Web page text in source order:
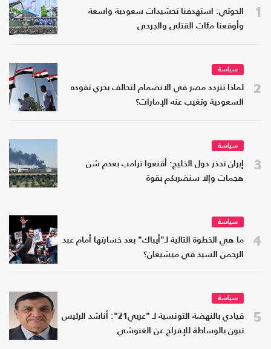
1
الحوثي: استهدفنا تحشيدات سعودية واسعة
وأوقعنا مئات القتلى والجرحى
2
سياسة
لماذا تتردد مصر في الانضمام لتحالف بحري تقوده
السعودية وتغيب عنه الإمارات؟
3
سياسة
إيران تحذر دول الخليج: أقنعوا ترامب بعدم شن
هجمات وإلا سنضربكم بقوة
4
سياسة
ما هي الخطوة التالية لـ"أيباك" بعد خسارتها أمام عبد
الرحمن السيد في ميشيغان؟
5
سياسة
قيادي بالنهضة التونسية لـ "عربي21": أناشد الرئيس
تبون بالوساطة للإفراج عن الغنوشي